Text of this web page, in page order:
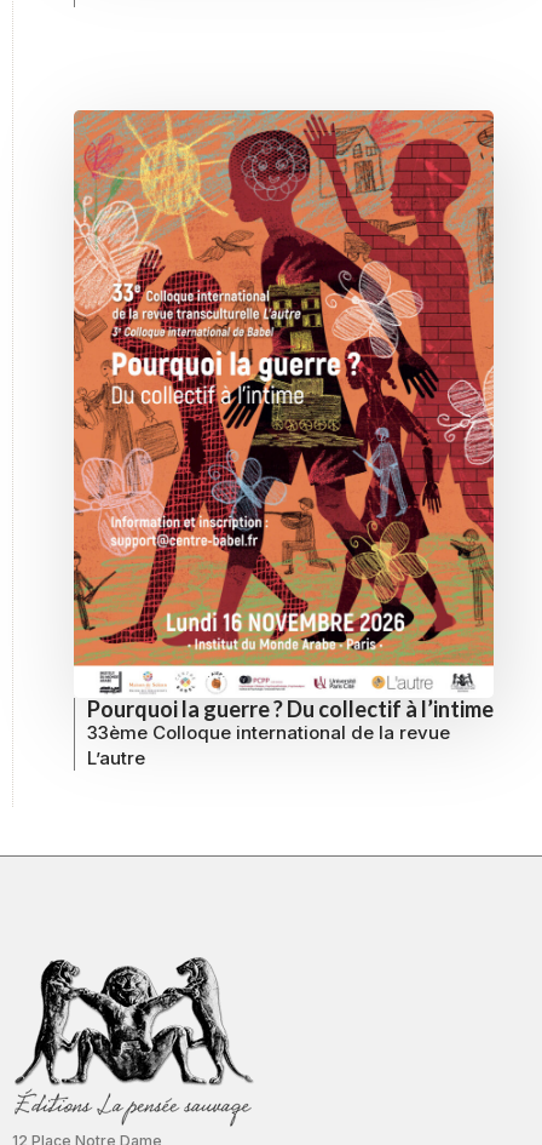
Pourquoi la guerre ? Du collectif à l’intime
33ème Colloque international de la revue
L’autre
12 Place Notre Dame